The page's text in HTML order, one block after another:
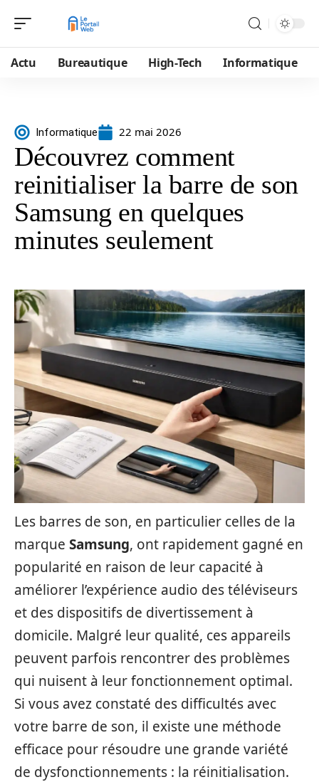
Actu Bureautique High-Tech Informatique
Informatique 22 mai 2026
Découvrez comment
reinitialiser la barre de son
Samsung en quelques
minutes seulement
Les barres de son, en particulier celles de la
marque Samsung, ont rapidement gagné en
popularité en raison de leur capacité à
améliorer l’expérience audio des téléviseurs
et des dispositifs de divertissement à
domicile. Malgré leur qualité, ces appareils
peuvent parfois rencontrer des problèmes
qui nuisent à leur fonctionnement optimal.
Si vous avez constaté des difficultés avec
votre barre de son, il existe une méthode
efficace pour résoudre une grande variété
de dysfonctionnements : la réinitialisation.